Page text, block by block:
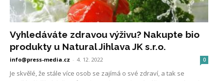
Vyhledáváte zdravou výživu? Nakupte bio
produkty u Natural Jihlava JK s.r.o.
info@press-media.cz - 4. 12. 2022 0
Je skvělé, že stále více osob se zajímá o své zdraví, a tak se